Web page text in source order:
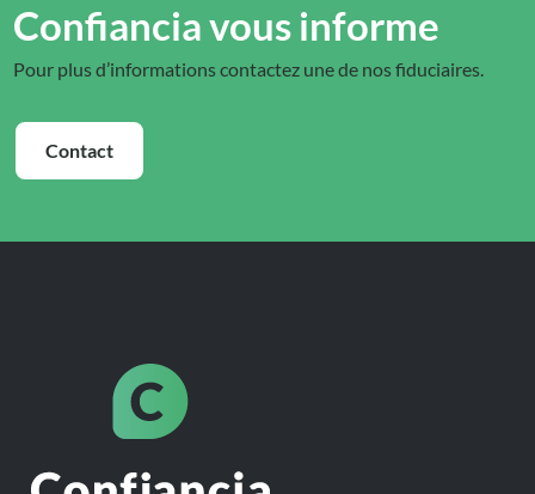
Confiancia vous informe
Pour plus d’informations contactez une de nos fiduciaires.
Contact